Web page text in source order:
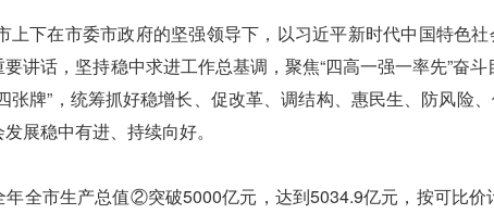
下在市委市政府的坚强领导下，以习近平新时代中国特色社
讲话，坚持稳中求进工作总基调，聚焦“四高一强一率先”奋
张牌”，统筹抓好稳增长、促改革、调结构、惠民生、防风险
展稳中有进、持续向好。
市生产总值②突破5000亿元，达到5034.9亿元，按可比价